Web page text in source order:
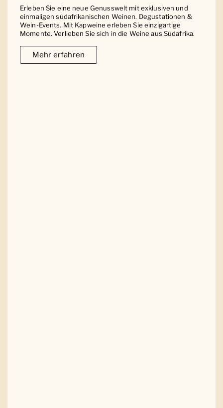
Erleben Sie eine neue Genusswelt mit exklusiven und
einmaligen südafrikanischen Weinen. Degustationen &
Wein-Events. Mit Kapweine erleben Sie einzigartige
Momente. Verlieben Sie sich in die Weine aus Südafrika.
Mehr erfahren